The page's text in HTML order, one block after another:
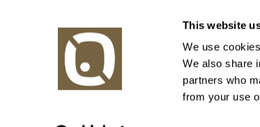
This website
We use
We also share
partners who
from your use
Korunní 972/75
130 00 Praha 3
tel.: +420 800 10 10 10, +420 737 196 183
E-mail: info@obrazyvaukci.cz